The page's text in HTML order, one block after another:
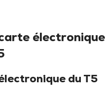
électronique
du T5